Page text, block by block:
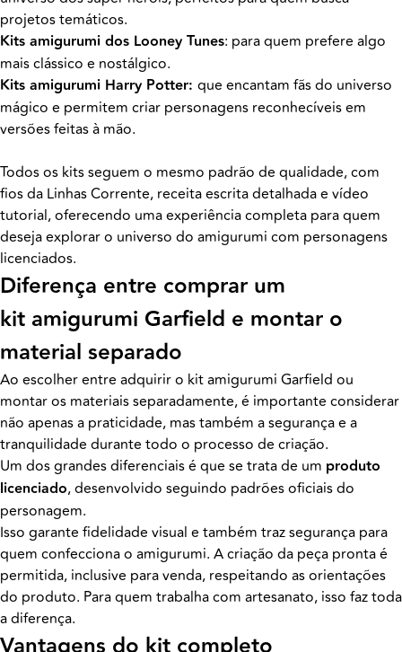
projetos temáticos.
Kits amigurumi dos Looney Tunes: para quem prefere algo
mais clássico e nostálgico.
Kits amigurumi Harry Potter: que encantam fãs do universo
mágico e permitem criar personagens reconhecíveis em
versões feitas à mão.
Todos os kits seguem o mesmo padrão de qualidade, com
fios da Linhas Corrente, receita escrita detalhada e vídeo
tutorial, oferecendo uma experiência completa para quem
deseja explorar o universo do amigurumi com personagens
licenciados.
Diferença entre comprar um
kit amigurumi Garfield e montar o
material separado
Ao escolher entre adquirir o kit amigurumi Garfield ou
montar os materiais separadamente, é importante considerar
não apenas a praticidade, mas também a segurança e a
tranquilidade durante todo o processo de criação.
Um dos grandes diferenciais é que se trata de um produto
licenciado, desenvolvido seguindo padrões oficiais do
personagem.
Isso garante fidelidade visual e também traz segurança para
quem confecciona o amigurumi. A criação da peça pronta é
permitida, inclusive para venda, respeitando as orientações
do produto. Para quem trabalha com artesanato, isso faz toda
a diferença.